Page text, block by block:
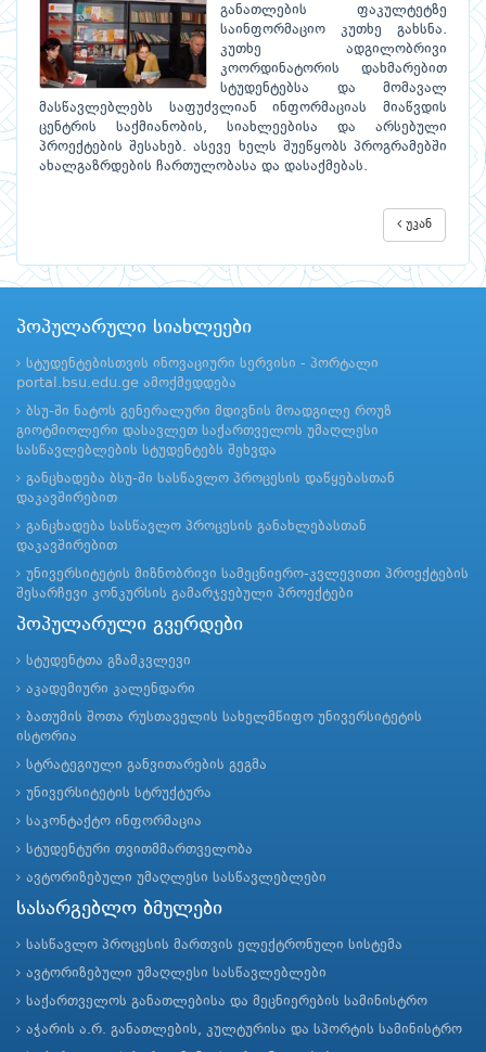
განათლების ფაკულტეტზე
საინფორმაციო კუთხე გახსნა.
კუთხე ადგილობრივი
კოორდინატორის დახმარებით
სტუდენტებსა და მომავალ
მასწავლებლებს საფუძვლიან ინფორმაციას მიაწვდის
ცენტრის საქმიანობის, სიახლეებისა და არსებული
პროექტების შესახებ. ასევე ხელს შუეწყობს პროგრამებში
ახალგაზრდების ჩართულობასა და დასაქმებას.
უკან
პოპულარული სიახლეები
სტუდენტებისთვის ინოვაციური სერვისი - პორტალი
portal.bsu.edu.ge ამოქმედდება
ბსუ-ში ნატოს გენერალური მდივნის მოადგილე როუზ
გიოტმიოლერი დასავლეთ საქართველოს უმაღლესი
სასწავლებლების სტუდენტებს შეხვდა
განცხადება ბსუ-ში სასწავლო პროცესის დაწყებასთან
დაკავშირებით
განცხადება სასწავლო პროცესის განახლებასთან
დაკავშირებით
უნივერსიტეტის მიზნობრივი სამეცნიერო-კვლევითი პროექტების
შესარჩევი კონკურსის გამარჯვებული პროექტები
პოპულარული გვერდები
სტუდენტთა გზამკვლევი
აკადემიური კალენდარი
ბათუმის შოთა რუსთაველის სახელმწიფო უნივერსიტეტის
ისტორია
სტრატეგიული განვითარების გეგმა
უნივერსიტეტის სტრუქტურა
საკონტაქტო ინფორმაცია
სტუდენტური თვითმმართველობა
ავტორიზებული უმაღლესი სასწავლებლები
სასარგებლო ბმულები
სასწავლო პროცესის მართვის ელექტრონული სისტემა
ავტორიზებული უმაღლესი სასწავლებლები
საქართველოს განათლებისა და მეცნიერების სამინისტრო
აჭარის ა.რ. განათლების, კულტურისა და სპორტის სამინისტრო